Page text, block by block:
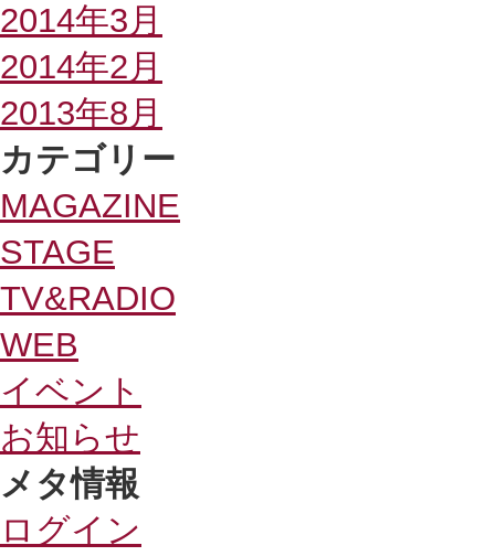
2014年3月
2014年2月
2013年8月
カテゴリー
MAGAZINE
STAGE
TV&RADIO
WEB
イベント
お知らせ
メタ情報
ログイン